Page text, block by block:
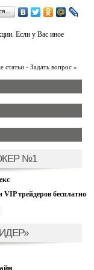
Если у Вас иное
статьи - Задать вопрос »
№1
трейдеров бесплатно